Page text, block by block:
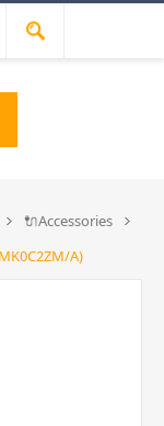
🔌Accessories
A)